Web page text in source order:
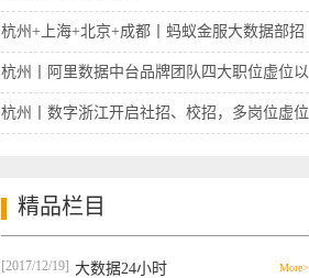
杭州+上海+北京+成都丨蚂蚁金服大数据部招
聘
杭州丨阿里数据中台品牌团队四大职位虚位以
待
杭州丨数字浙江开启社招、校招，多岗位虚位
精品栏目
[2017/12/19] 大数据24小时 More>